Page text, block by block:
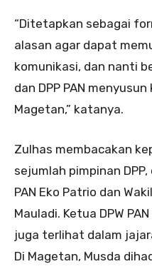
“Ditetapkan sebagai
alasan agar dapat
komunikasi, dan nanti
dan DPP PAN
Magetan,” katanya.
Zulhas membacakan
sejumlah pimpinan
PAN Eko Patrio dan
Mauladi. Ketua DPW
juga terlihat dalam
​Di Magetan, Musda